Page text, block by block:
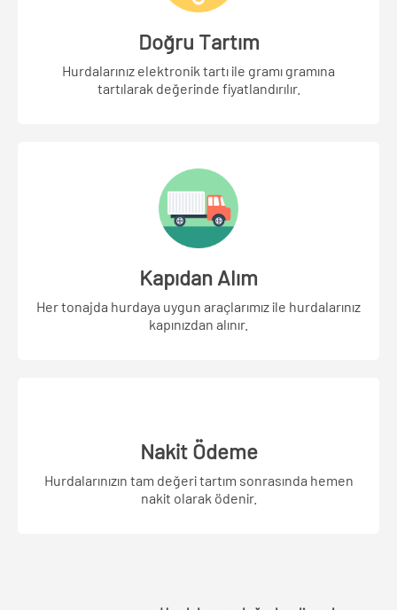
Doğru Tartım
Hurdalarınız elektronik tartı ile gramı gramına
tartılarak değerinde fiyatlandırılır.
Kapıdan Alım
Her tonajda hurdaya uygun araçlarımız ile hurdalarınız
kapınızdan alınır.
Nakit Ödeme
Hurdalarınızın tam değeri tartım sonrasında hemen
nakit olarak ödenir.